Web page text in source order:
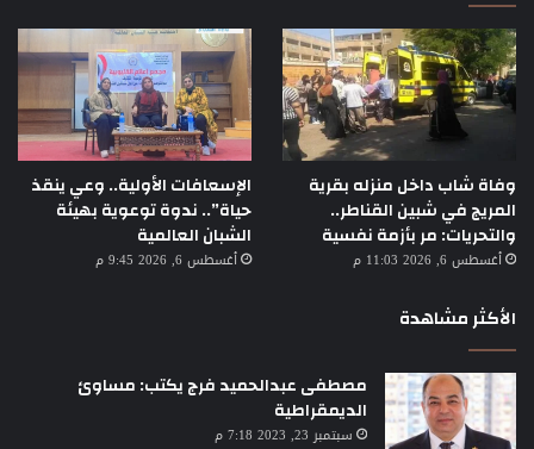
وفاة شاب داخل منزله بقرية
المريج في شبين القناطر..
والتحريات: مر بأزمة نفسية
أغسطس 6, 2026 11:03 م
الإسعافات الأولية.. وعي ينقذ
حياة”.. ندوة توعوية بهيئة
الشبان العالمية
أغسطس 6, 2026 9:45 م
الأكثر مشاهدة
مصطفى عبدالحميد فرج يكتب: مساوئ
الديمقراطية
سبتمبر 23, 2023 7:18 م